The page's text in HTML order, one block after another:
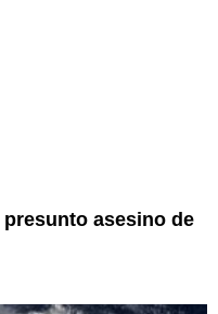
asesino de